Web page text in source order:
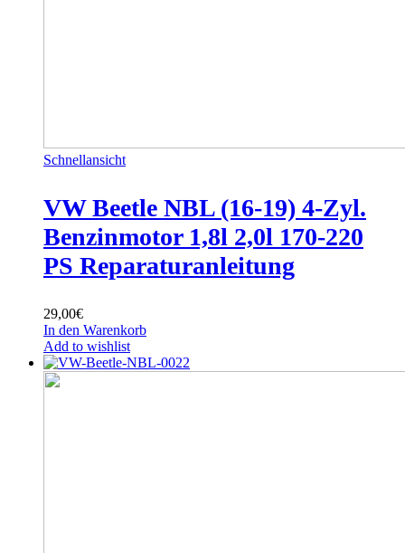
Schnellansicht
VW Beetle NBL (16-19) 4-Zyl.
Benzinmotor 1,8l 2,0l 170-220
PS Reparaturanleitung
29,00€
In den Warenkorb
Add to wishlist